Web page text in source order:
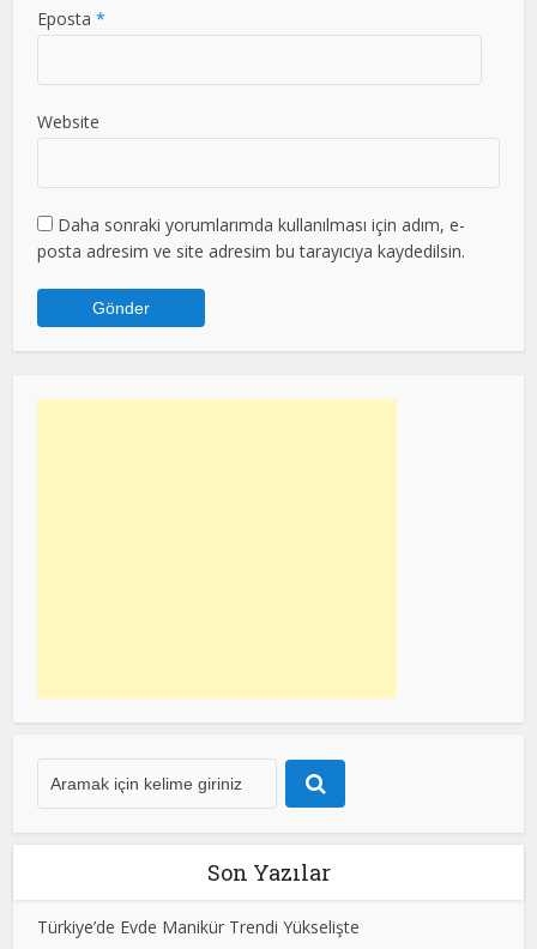
Eposta *
Website
Daha sonraki yorumlarımda kullanılması için adım, e-
posta adresim ve site adresim bu tarayıcıya kaydedilsin.
Son Yazılar
Türkiye’de Evde Manikür Trendi Yükselişte